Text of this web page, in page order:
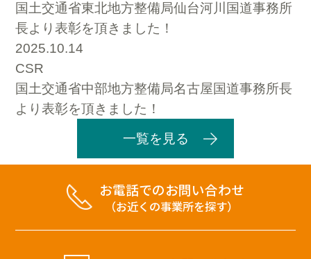
国土交通省東北地方整備局仙台河川国道事務所
長より表彰を頂きました！
2025.10.14
CSR
国土交通省中部地方整備局名古屋国道事務所長
より表彰を頂きました！
一覧を見る
お電話でのお問い合わせ
（お近くの事業所を探す）